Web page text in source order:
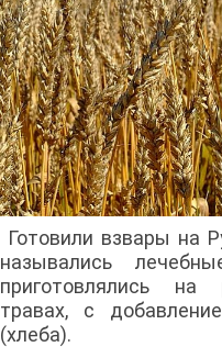
Готовили взвары на
назывались
приготовлялись на
травах, с
(хлеба).